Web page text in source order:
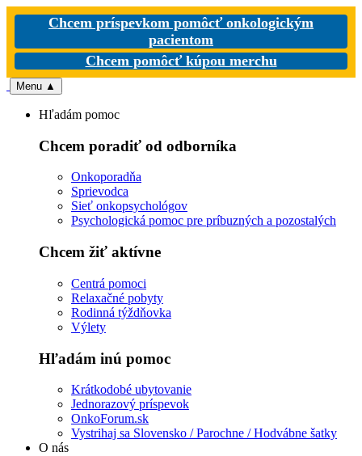
Chcem príspevkom pomôcť onkologickým
pacientom
Chcem pomôcť kúpou merchu
Menu ▲
Hľadám pomoc
Chcem poradiť od odborníka
Onkoporadňa
Sprievodca
Sieť onkopsychológov
Psychologická pomoc pre príbuzných a pozostalých
Chcem žiť aktívne
Centrá pomoci
Relaxačné pobyty
Rodinná týždňovka
Výlety
Hľadám inú pomoc
Krátkodobé ubytovanie
Jednorazový príspevok
OnkoForum.sk
Vystrihaj sa Slovensko / Parochne / Hodvábne šatky
O nás